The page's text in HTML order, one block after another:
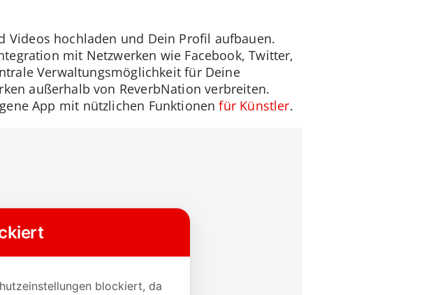
Videos hochladen und Dein Profil aufbauen.
mit Netzwerken wie Facebook, Twitter,
Verwaltungsmöglichkeit für Deine
außerhalb von ReverbNation verbreiten.
App mit nützlichen Funktionenfür Künstler.